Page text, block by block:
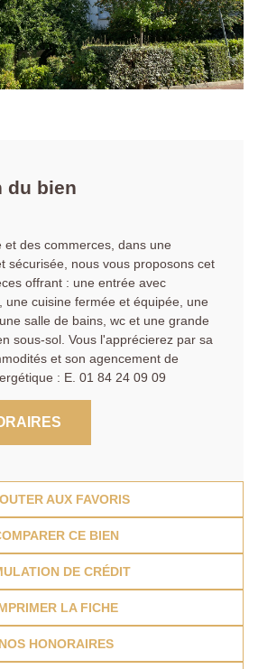
du bien
et des commerces, dans une
sécurisée, nous vous proposons cet
offrant : une entrée avec
une cuisine fermée et équipée, une
salle de bains, wc et une grande
sous-sol. Vous l'apprécierez par sa
et son agencement de
: E. 01 84 24 09 09
AUX FAVORIS
CE BIEN
DE CRÉDIT
LA FICHE
NOS HONORAIRES